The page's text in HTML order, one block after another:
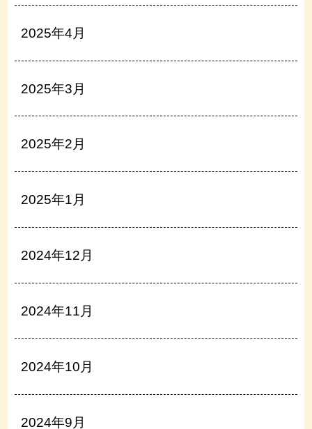
2025年4月
2025年3月
2025年2月
2025年1月
2024年12月
2024年11月
2024年10月
2024年9月